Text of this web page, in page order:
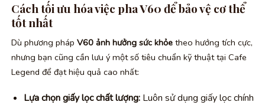
Cách tối ưu hóa việc pha V60 để bảo vệ cơ thể
tốt nhất
Dù phương pháp V60 ảnh hưởng sức khỏe theo hướng tích cực,
nhưng bạn cũng cần lưu ý một số tiêu chuẩn kỹ thuật tại Cafe
Legend để đạt hiệu quả cao nhất:
Lựa chọn giấy lọc chất lượng:Luôn sử dụng giấy lọc chính